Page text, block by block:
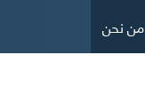
من نحن